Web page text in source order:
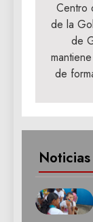
de
Centro
de la
de
de